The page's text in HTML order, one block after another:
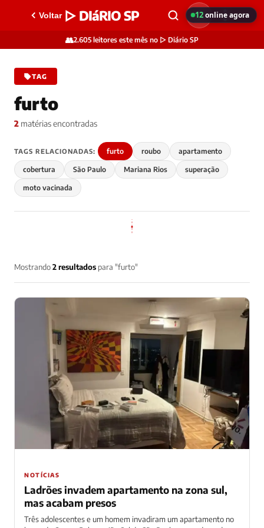
Voltar ▷ DIáRIO SP
👥2.605 leitores este mês no ▷ Diário SP
TAG
furto
2 matérias encontradas
TAGS RELACIONADAS: furto roubo apartamento
cobertura São Paulo Mariana Rios superação
moto vacinada
Mostrando2 resultados para "furto"
NOTÍCIAS
Ladrões invadem apartamento na zona sul,
mas acabam presos
Três adolescentes e um homem invadiram um apartamento no
12online agora